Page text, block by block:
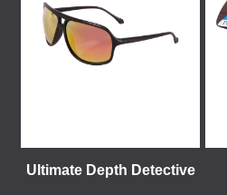
Ultimate Depth Detective